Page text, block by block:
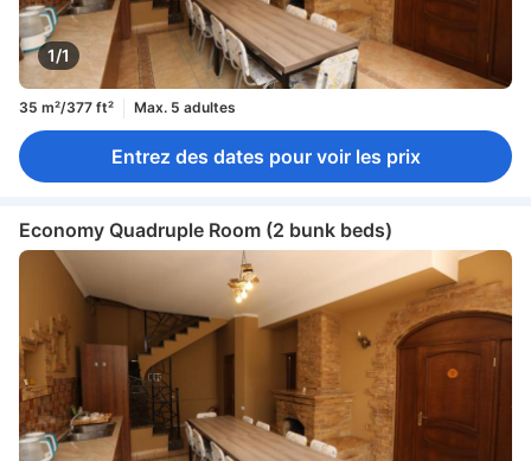
1/1
35 m²/377 ft² Max. 5 adultes
Entrez des dates pour voir les prix
Economy Quadruple Room (2 bunk beds)